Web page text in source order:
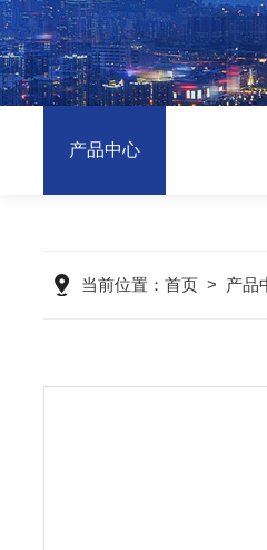
产品中心
当前位置： 首页 > 产品